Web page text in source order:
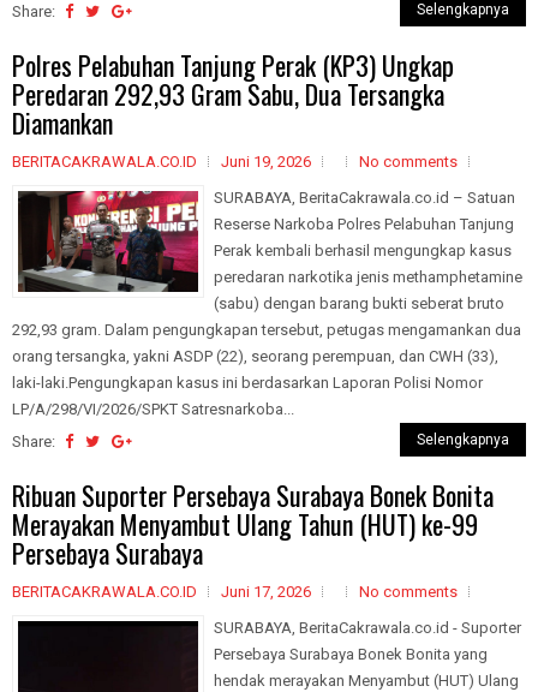
Share:
Selengkapnya
Polres Pelabuhan Tanjung Perak (KP3) Ungkap
Peredaran 292,93 Gram Sabu, Dua Tersangka
Diamankan
BERITACAKRAWALA.CO.ID Juni 19, 2026
No comments
SURABAYA, BeritaCakrawala.co.id – Satuan
Reserse Narkoba Polres Pelabuhan Tanjung
Perak kembali berhasil mengungkap kasus
peredaran narkotika jenis methamphetamine
(sabu) dengan barang bukti seberat bruto
292,93 gram. Dalam pengungkapan tersebut, petugas mengamankan dua
orang tersangka, yakni ASDP (22), seorang perempuan, dan CWH (33),
laki-laki.Pengungkapan kasus ini berdasarkan Laporan Polisi Nomor
LP/A/298/VI/2026/SPKT Satresnarkoba...
Share:
Selengkapnya
Ribuan Suporter Persebaya Surabaya Bonek Bonita
Merayakan Menyambut Ulang Tahun (HUT) ke-99
Persebaya Surabaya
BERITACAKRAWALA.CO.ID Juni 17, 2026
No comments
SURABAYA, BeritaCakrawala.co.id - Suporter
Persebaya Surabaya Bonek Bonita yang
hendak merayakan Menyambut (HUT) Ulang